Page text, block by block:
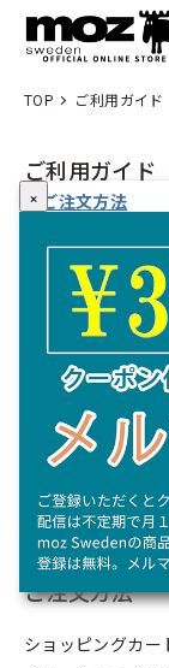
TOP ご利用ガイド
ご利用ガイド
◎ご注文方法
◎配送について
＞配送のタイミ
＞配送料について
＞お届け日時の
＞配送地域につ
＞ギフトラッピ
◎お支払・決済方
＞決済方法につ
＞決済手数料
＞領収証をご希
◎ご注文のキャン
キャンセル・返
い。（ご利用規
ご注文方法
ショッピングカー
×